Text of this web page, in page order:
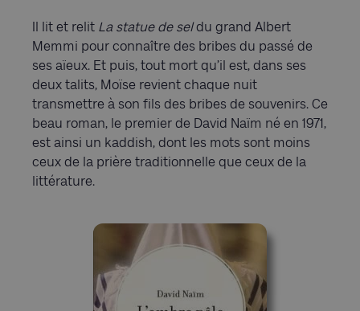
Il lit et relit La statue de seldu grand Albert
Memmi pour connaître des bribes du passé de
ses aïeux. Et puis, tout mort qu’il est, dans ses
deux talits, Moïse revient chaque nuit
transmettre à son fils des bribes de souvenirs. Ce
beau roman, le premier de David Naïm né en 1971,
est ainsi un kaddish, dont les mots sont moins
ceux de la prière traditionnelle que ceux de la
littérature.